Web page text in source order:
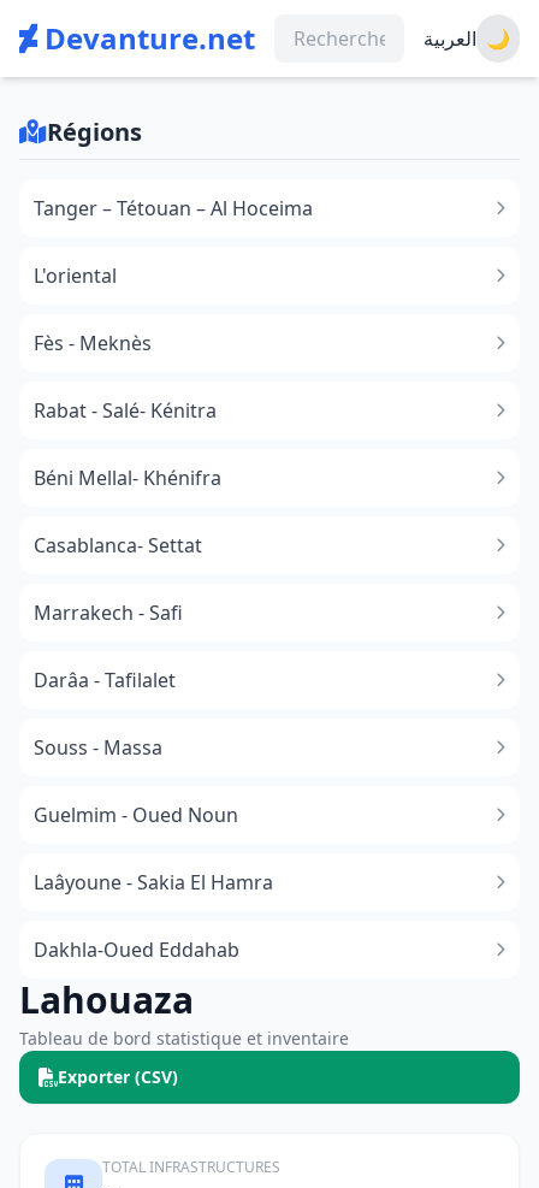
Devanture.net العربية 🌙
Régions
Tanger – Tétouan – Al Hoceima
L'oriental
Fès - Meknès
Rabat - Salé- Kénitra
Béni Mellal- Khénifra
Casablanca- Settat
Marrakech - Safi
Darâa - Tafilalet
Souss - Massa
​Guelmim - Oued Noun
Laâyoune - Sakia El Hamra
Dakhla-Oued Eddahab
Lahouaza
Tableau de bord statistique et inventaire
Exporter (CSV)
TOTAL INFRASTRUCTURES